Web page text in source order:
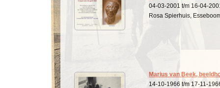
04-03-2001 t/m 16-04-
Rosa Spierhuis,
Marius van Beek,
14-10-1966 t/m 17-11-